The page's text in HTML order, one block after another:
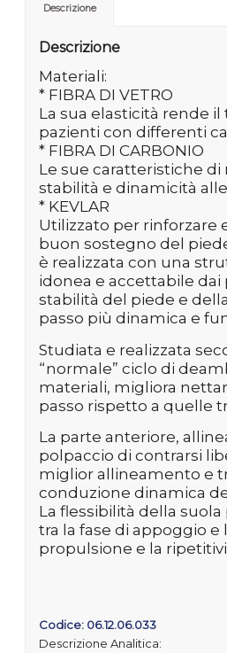
Descrizione
Descrizione
Materiali:
* FIBRA DI VETRO
La sua elasticità rende
pazienti con differenti
* FIBRA DI CARBONIO
Le sue caratteristiche
stabilità e dinamicità
* KEVLAR
Utilizzato per rinforzare
buon sostegno del
è realizzata con una
idonea e accettabile
stabilità del piede e
passo più dinamica e
Studiata e realizzata
“normale” ciclo di
materiali, migliora
passo rispetto a quelle
La parte anteriore,
polpaccio di contrarsi
miglior allineamento e
conduzione dinamica
La flessibilità della
tra la fase di appoggio e
propulsione e la
Codice: 06.12.06.033
Descrizione Analitica: